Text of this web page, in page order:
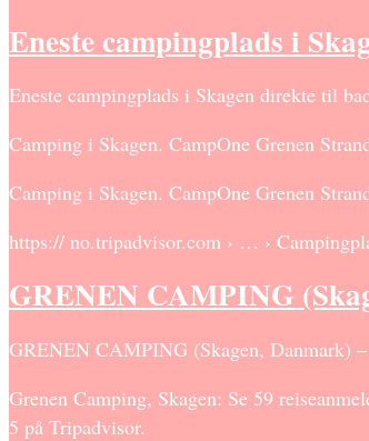
Eneste campingplads i
Eneste campingplads i Skagen direkte til
Camping i Skagen. CampOne Grenen
Camping i Skagen. CampOne Grenen
https:// no.tripadvisor.com › … ›
GRENEN CAMPING
GRENEN CAMPING (Skagen, Danmark)
Grenen Camping, Skagen: Se 59
5 på Tripadvisor.